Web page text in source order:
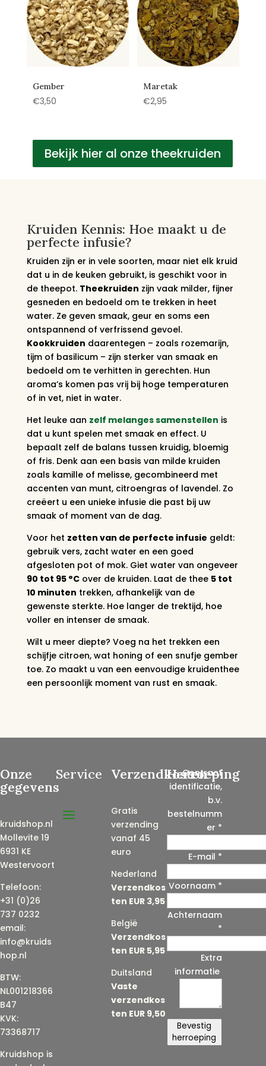
Gember
€3,50
Maretak
€2,95
Bekijk hier al onze theekruiden
Kruiden Kennis: Hoe maakt u de
perfecte infusie?
Kruiden zijn er in vele soorten, maar niet elk kruid
dat u in de keuken gebruikt, is geschikt voor in
de theepot. Theekruiden zijn vaak milder, fijner
gesneden en bedoeld om te trekken in heet
water. Ze geven smaak, geur en soms een
ontspannend of verfrissend gevoel.
Kookkruiden daarentegen – zoals rozemarijn,
tijm of basilicum – zijn sterker van smaak en
bedoeld om te verhitten in gerechten. Hun
aroma’s komen pas vrij bij hoge temperaturen
of in vet, niet in water.
Het leuke aan zelf melanges samenstellen is
dat u kunt spelen met smaak en effect. U
bepaalt zelf de balans tussen kruidig, bloemig
of fris. Denk aan een basis van milde kruiden
zoals kamille of melisse, gecombineerd met
accenten van munt, citroengras of lavendel. Zo
creëert u een unieke infusie die past bij uw
smaak of moment van de dag.
Voor het zetten van de perfecte infusie geldt:
gebruik vers, zacht water en een goed
afgesloten pot of mok. Giet water van ongeveer
90 tot 95 °Cover de kruiden. Laat de thee 5 tot
10 minuten trekken, afhankelijk van de
gewenste sterkte. Hoe langer de trektijd, hoe
voller en intenser de smaak.
Wilt u meer diepte? Voeg na het trekken een
schijfje citroen, wat honing of een snufje gember
toe. Zo maakt u van een eenvoudige kruidenthee
een persoonlijk moment van rust en smaak.
Onze
gegevens
kruidshop.nl
Mollevite 19
6931 KE
Westervoort
Telefoon:
+31 (0)26
737 0232
email:
info@kruids
hop.nl
BTW:
NL001218366
B47
KVK:
73368717
Kruidshop is
Service Verzendkosten
Gratis
verzending
vanaf 45
euro
Nederland
Verzendkos
ten EUR 3,95
België
Verzendkos
ten EUR 5,95
Duitsland
Vaste
verzendkos
ten EUR 9,50
Herroeping
Contract
identificatie,
b.v.
bestelnumm
er *
E-mail *
l
Voornaam *
Achternaam
*
Extra
informatie
Bevestig
herroeping